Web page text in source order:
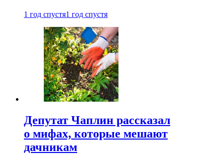
1 год спустя1 год спустя
Депутат Чаплин рассказал
о мифах, которые мешают
дачникам